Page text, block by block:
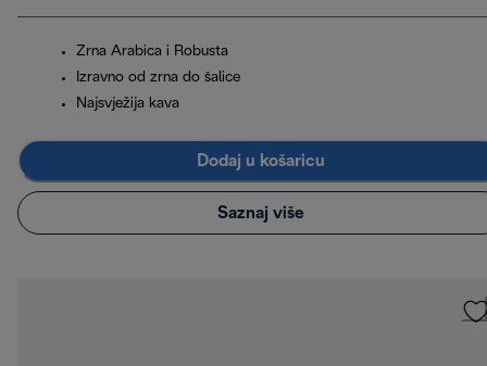
Zrna Arabica i Robusta
Izravno od zrna do šalice
Najsvježija kava
Dodaj u košaricu
Saznaj više